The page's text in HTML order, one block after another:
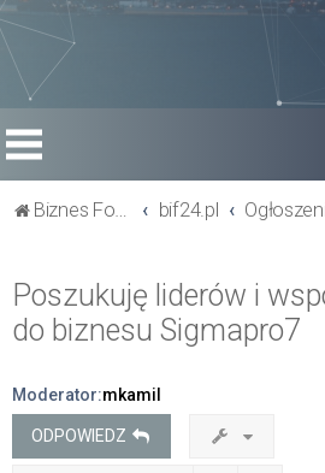
Biznes Forum bif24.pl
Poszukuję liderów i
do biznesu Sigmapro7
Moderator:mkamil
ODPOWIEDZ